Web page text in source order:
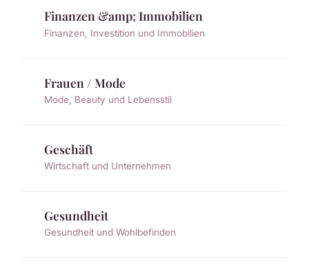
Finanzen &amp; Immobilien
Finanzen, Investition und Immobilien
Frauen / Mode
Mode, Beauty und Lebensstil
Geschäft
Wirtschaft und Unternehmen
Gesundheit
Gesundheit und Wohlbefinden